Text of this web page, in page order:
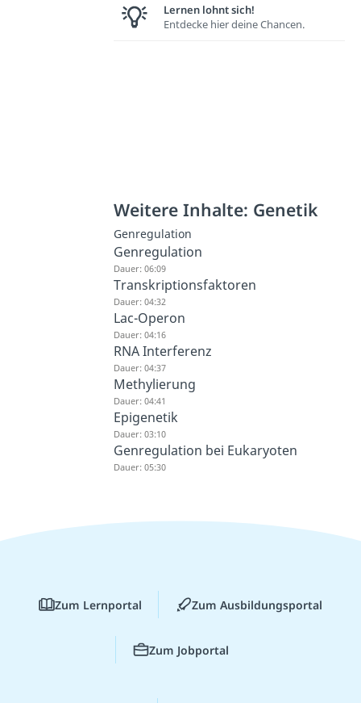
Lernen lohnt sich!
Entdecke hier deine Chancen.
Weitere Inhalte: Genetik
Genregulation
Genregulation
Dauer: 06:09
Transkriptionsfaktoren
Dauer: 04:32
Lac-Operon
Dauer: 04:16
RNA Interferenz
Dauer: 04:37
Methylierung
Dauer: 04:41
Epigenetik
Dauer: 03:10
Genregulation bei Eukaryoten
Dauer: 05:30
Zum Lernportal Zum Ausbildungsportal
Zum Jobportal